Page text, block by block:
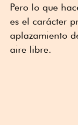
Pero lo que
es el carácter
aplazamiento
aire libre.